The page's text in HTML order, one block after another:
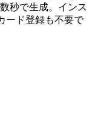
秒で生成。インス
ード登録も不要で